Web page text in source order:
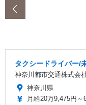
タクシードライバー/
神奈川都市交通株式会
神奈川県
月給20万9,475円～